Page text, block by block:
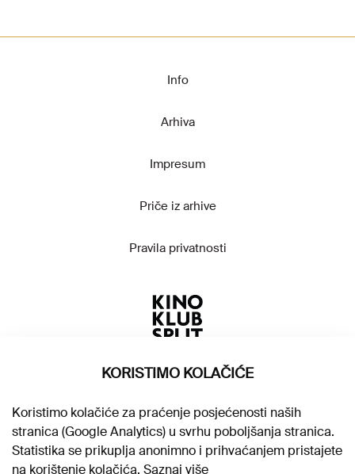
Info
Arhiva
Impresum
Priče iz arhive
Pravila privatnosti
KORISTIMO KOLAČIĆE
Koristimo kolačiće za praćenje posjećenosti naših
stranica (Google Analytics) u svrhu poboljšanja stranica.
Statistika se prikuplja anonimno i prihvaćanjem pristajete
na korištenje kolačića. Saznaj više